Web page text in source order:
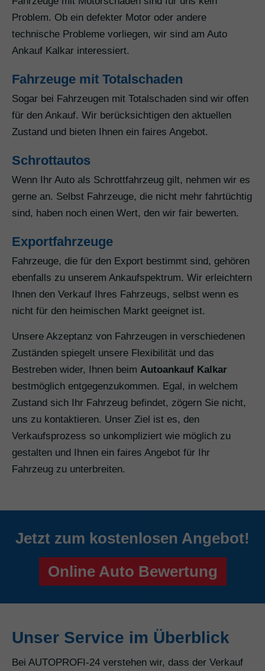
Problem. Ob ein defekter Motor oder andere
technische Probleme vorliegen, wir sind am Auto
Ankauf Kalkar interessiert.
Fahrzeuge mit Totalschaden
Sogar bei Fahrzeugen mit Totalschaden sind wir offen
für den Ankauf. Wir berücksichtigen den aktuellen
Zustand und bieten Ihnen ein faires Angebot.
Schrottautos
Wenn Ihr Auto als Schrottfahrzeug gilt, nehmen wir es
gerne an. Selbst Fahrzeuge, die nicht mehr fahrtüchtig
sind, haben noch einen Wert, den wir fair bewerten.
Exportfahrzeuge
Fahrzeuge, die für den Export bestimmt sind, gehören
ebenfalls zu unserem Ankaufspektrum. Wir erleichtern
Ihnen den Verkauf Ihres Fahrzeugs, selbst wenn es
nicht für den heimischen Markt geeignet ist.
Unsere Akzeptanz von Fahrzeugen in verschiedenen
Zuständen spiegelt unsere Flexibilität und das
Bestreben wider, Ihnen beim Autoankauf Kalkar
bestmöglich entgegenzukommen. Egal, in welchem
Zustand sich Ihr Fahrzeug befindet, zögern Sie nicht,
uns zu kontaktieren. Unser Ziel ist es, den
Verkaufsprozess so unkompliziert wie möglich zu
gestalten und Ihnen ein faires Angebot für Ihr
Fahrzeug zu unterbreiten.
Jetzt zum kostenlosen Angebot!
Online Auto Bewertung
Unser Service im Überblick
Bei AUTOPROFI-24 verstehen wir, dass der Verkauf